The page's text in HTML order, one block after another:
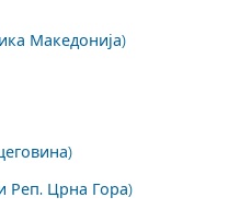
Македонија)
Реп. Црна Гора)